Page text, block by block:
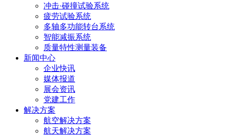
冲击·碰撞试验系统
疲劳试验系统
多轴多功能转台系统
智能减振系统
质量特性测量装备
新闻中心
企业快讯
媒体报道
展会资讯
党建工作
解决方案
航空解决方案
航天解决方案